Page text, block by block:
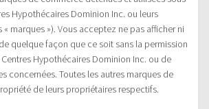
Hypothécaires Dominion Inc. ou leurs
« marques »). Vous acceptez ne pas afficher ni
quelque façon que ce soit sans la permission
Hypothécaires Dominion Inc. ou de
concernées. Toutes les autres marques de
de leurs propriétaires respectifs.